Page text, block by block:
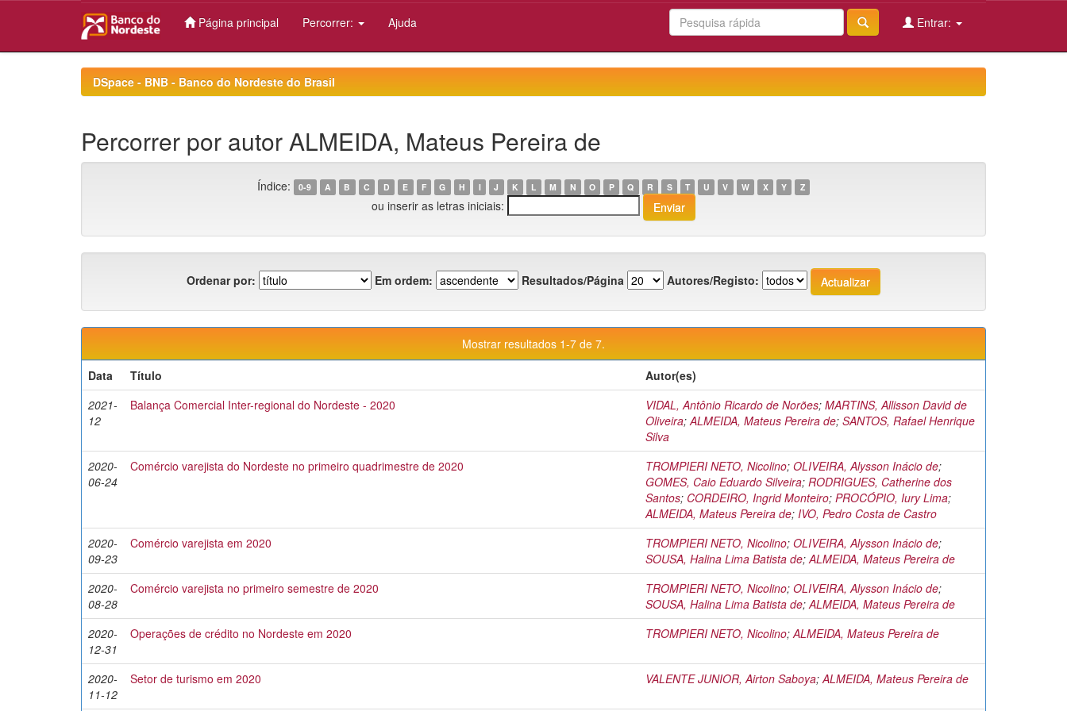
Página principal Percorrer: Ajuda Entrar:
DSpace - BNB - Banco do Nordeste do Brasil
Percorrer por autor ALMEIDA, Mateus Pereira de
Índice: 0-9 A B C D E F G H I J K L M N O P Q R S T U V W X Y Z
ou inserir as letras iniciais:
Ordenar por: Em ordem: Resultados/Página Autores/Registo:
Mostrar resultados 1-7 de 7.
Data
Título
Autor(es)
2021-
12
Balança Comercial Inter-regional do Nordeste - 2020 VIDAL, Antônio Ricardo de Norões; MARTINS, Allisson David de
Oliveira;ALMEIDA, Mateus Pereira de; SANTOS, Rafael Henrique
Silva
2020-
06-24
Comércio varejista do Nordeste no primeiro quadrimestre de 2020 TROMPIERI NETO, Nicolino; OLIVEIRA, Alysson Inácio de;
GOMES, Caio Eduardo Silveira; RODRIGUES, Catherine dos
Santos; CORDEIRO, Ingrid Monteiro; PROCÓPIO, Iury Lima;
ALMEIDA, Mateus Pereira de; IVO, Pedro Costa de Castro
2020-
09-23
Comércio varejista em 2020 TROMPIERI NETO, Nicolino; OLIVEIRA, Alysson Inácio de;
SOUSA, Halina Lima Batista de;ALMEIDA, Mateus Pereira de
2020-
08-28
Comércio varejista no primeiro semestre de 2020 TROMPIERI NETO, Nicolino; OLIVEIRA, Alysson Inácio de;
SOUSA, Halina Lima Batista de;ALMEIDA, Mateus Pereira de
2020-
12-31
Operações de crédito no Nordeste em 2020 TROMPIERI NETO, Nicolino;ALMEIDA, Mateus Pereira de
2020-
11-12
Setor de turismo em 2020 VALENTE JUNIOR, Airton Saboya;ALMEIDA, Mateus Pereira de